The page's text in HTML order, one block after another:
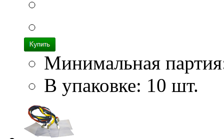
Минимальная
В упаковке: 10 шт.